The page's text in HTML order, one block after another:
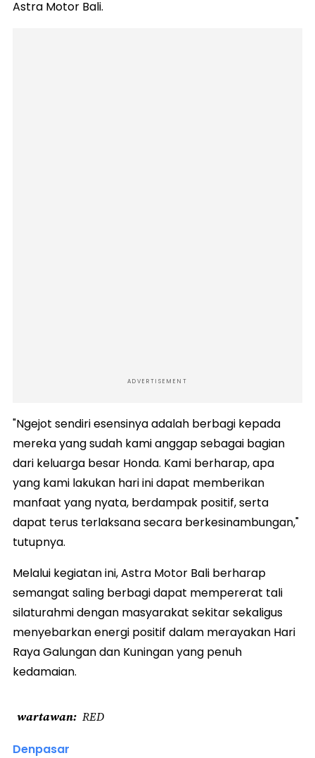
Astra Motor Bali.
ADVERTISEMENT
"Ngejot sendiri esensinya adalah berbagi kepada
mereka yang sudah kami anggap sebagai bagian
dari keluarga besar Honda. Kami berharap, apa
yang kami lakukan hari ini dapat memberikan
manfaat yang nyata, berdampak positif, serta
dapat terus terlaksana secara berkesinambungan,"
tutupnya.
Melalui kegiatan ini, Astra Motor Bali berharap
semangat saling berbagi dapat mempererat tali
silaturahmi dengan masyarakat sekitar sekaligus
menyebarkan energi positif dalam merayakan Hari
Raya Galungan dan Kuningan yang penuh
kedamaian.
wartawan RED
Denpasar